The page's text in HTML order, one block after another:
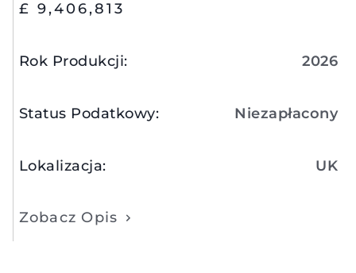
£ 9,406,813
Rok Produkcji: 2026
Status Podatkowy: Niezapłacony
Lokalizacja: UK
Zobacz Opis